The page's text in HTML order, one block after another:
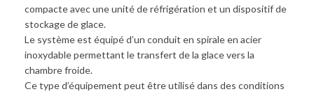
compacte avec une unité de réfrigération et un dispositif de
stockage de glace.
Le système est équipé d’un conduit en spirale en acier
inoxydable permettant le transfert de la glace vers la
chambre froide.
Ce type d’équipement peut être utilisé dans des conditions